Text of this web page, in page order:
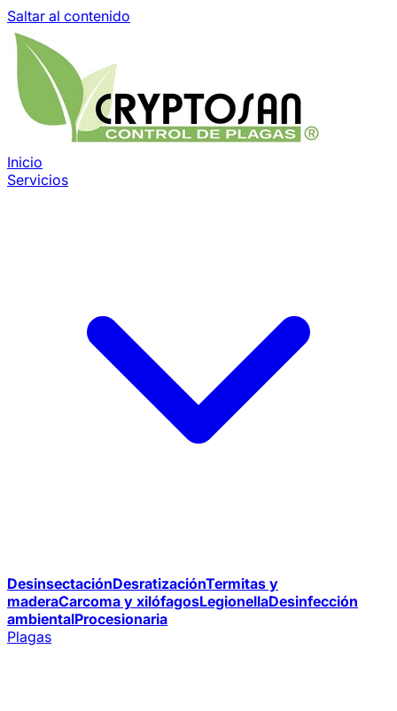
Saltar al contenido
Inicio
Servicios
DesinsectaciónDesratizaciónTermitas y
maderaCarcoma y xilófagosLegionellaDesinfección
ambientalProcesionaria
Plagas